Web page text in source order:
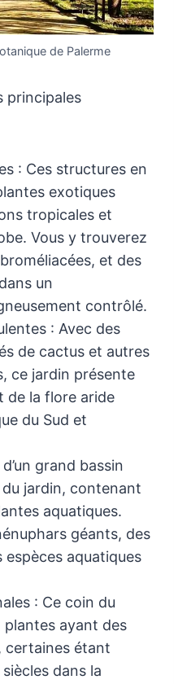
de Palerme
principales
: Ces structures en
exotiques
tropicales et
Vous y trouverez
et des
un
contrôlé.
: Avec des
de cactus et autres
ce jardin présente
de la flore aride
du Sud et
d’un grand bassin
jardin, contenant
aquatiques.
géants, des
espèces aquatiques
: Ce coin du
plantes ayant des
certaines étant
dans la